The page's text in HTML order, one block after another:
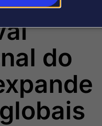
de
elétrica
Broadcast
Plataforma para
conteúdos
OTC
Broadcast
Datafeed
do